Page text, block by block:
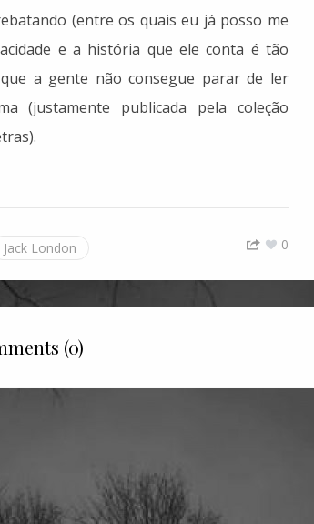
(entre os quais eu já posso me
e a história que ele conta é tão
a gente não consegue parar de ler
(justamente publicada pela coleção
Jack London 0
(0)